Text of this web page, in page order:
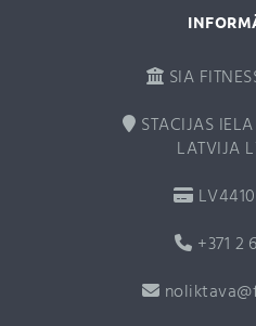
SIA
STACIJAS
LATVIJA
+371 2